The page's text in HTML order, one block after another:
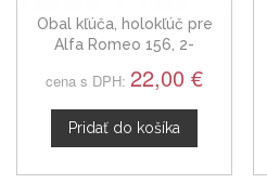
Obal kľúča, holokľúč pre
Alfa Romeo 156, 2-
cena s DPH: 22,00 €
Pridať do košíka